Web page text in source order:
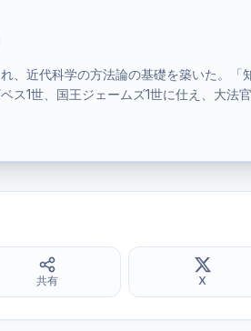
、近代科学の方法論の基礎を築いた。「
ス1世、国王ジェームズ1世に仕え、大法
共有 X